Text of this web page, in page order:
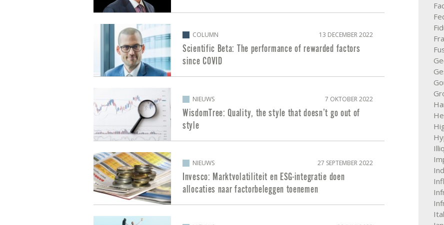
COLUMN 13 DECEMBER 2022
Scientific Beta: The performance of rewarded factors
since COVID
NIEUWS 7 OKTOBER 2022
WisdomTree: Quality, the style that doesn’t go out of
style
NIEUWS 27 SEPTEMBER 2022
Invesco: Marktvolatiliteit en ESG-integratie doen
allocaties naar factorbeleggen toenemen